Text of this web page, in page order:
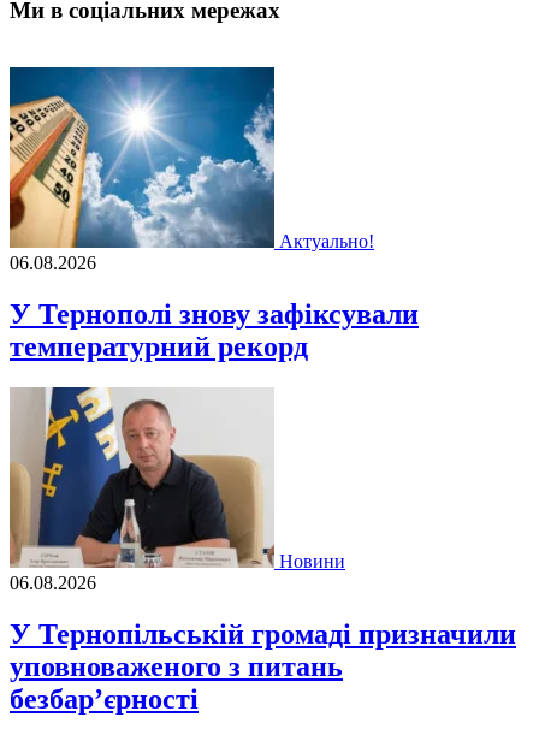
Ми в соціальних мережах
Актуально!
06.08.2026
У Тернополі знову зафіксували
температурний рекорд
Новини
06.08.2026
У Тернопільській громаді призначили
уповноваженого з питань
безбар’єрності